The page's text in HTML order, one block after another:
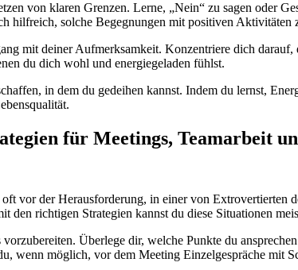
von klaren Grenzen. Lerne, „Nein“ zu sagen oder
hilfreich, solche Begegnungen mit positiven
mit deiner Aufmerksamkeit. Konzentriere dich
du dich wohl und energiegeladen fühlst.
in dem du gedeihen kannst. Indem du lernst,
für Meetings, Teamarbeit
vor der Herausforderung, in einer von
den richtigen Strategien kannst du diese Situationen
Überlege dir, welche Punkte du
wenn möglich, vor dem Meeting Einzelgespräche mit